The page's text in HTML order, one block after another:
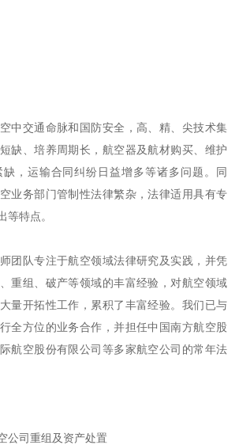
中交通命脉和国防安全，高、精、尖技术集
缺、培养周期长，航空器及航材购买、维护
，运输合同纠纷日益增多等诸多问题。同
业务部门管制性法律繁杂，法律适用具有专
等特点。
团队专注于航空领域法律研究及实践，并凭
重组、破产等领域的丰富经验，对航空领域
量开拓性工作，累积了丰富经验。我们已与
全方位的业务合作，并担任中国南方航空股
航空股份有限公司等多家航空公司的常年法
公司重组及资产处置